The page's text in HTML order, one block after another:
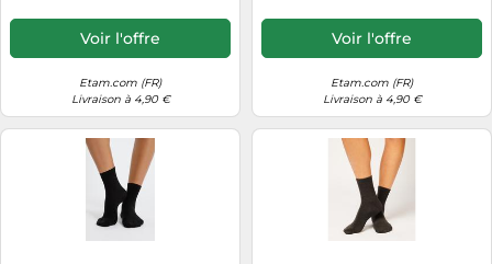
Voir l'offre
Etam.com (FR)
Livraison à 4,90 €
Etam
Voir l'offre
Etam.com (FR)
Livraison à 4,90 €